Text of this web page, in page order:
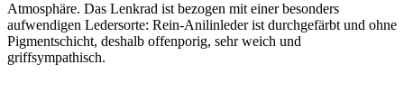
Atmosphäre. Das Lenkrad ist bezogen mit einer besonders
aufwendigen Ledersorte: Rein-Anilinleder ist durchgefärbt und ohne
Pigmentschicht, deshalb offenporig, sehr weich und
griffsympathisch.